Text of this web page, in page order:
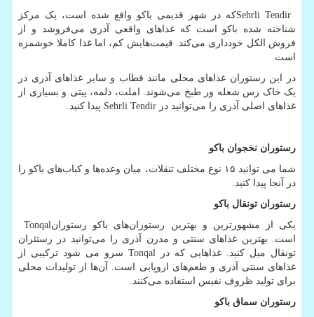
Sehrli Tendirکه در شهر قدیمی باکو واقع شده است، یک مرکز
شناخته شده باکو است که غذاهای واقعی آذری می‌فروشد و از
فروش الکل خودداری می‌کند. قیمت‌هایش کم، اما غذا کاملا خوشمزه
است.
در این رستوران غذاهای محلی مانند قطاب و سایر غذاهای آذری در
یک خاک رس شعله ور طبخ می‌شوند. املت، دلمه، پیتی و بسیاری از
غذاهای اصلی آذری را می‌توانید در Sehrli Tendir پیدا کنید.
رستوران نخجوان باکو
شما می توانید ۱۵ نوع مختلف تنقلات، میان وعده‌ها و کباب‌های باکو را
در آنجا پیدا کنید.
رستوران تونقال باکو
یکی از مشهورترین و بهترین رستوران‌های باکو رستورانTonqal
است. بهترین غذاهای سنتی و مدرن آذری را می‌توانید در رستئران
تونقال میل کنید. غذاهایی که در
Tonqal سرو می شود ترکیبی از
غذاهای سنتی آذری و طعم‌های اروپایی است. آن‌ها از تولیدات محلی
برای تولید ظروف نفیس استفاده می‌کنند.
رستوران سماق باکو